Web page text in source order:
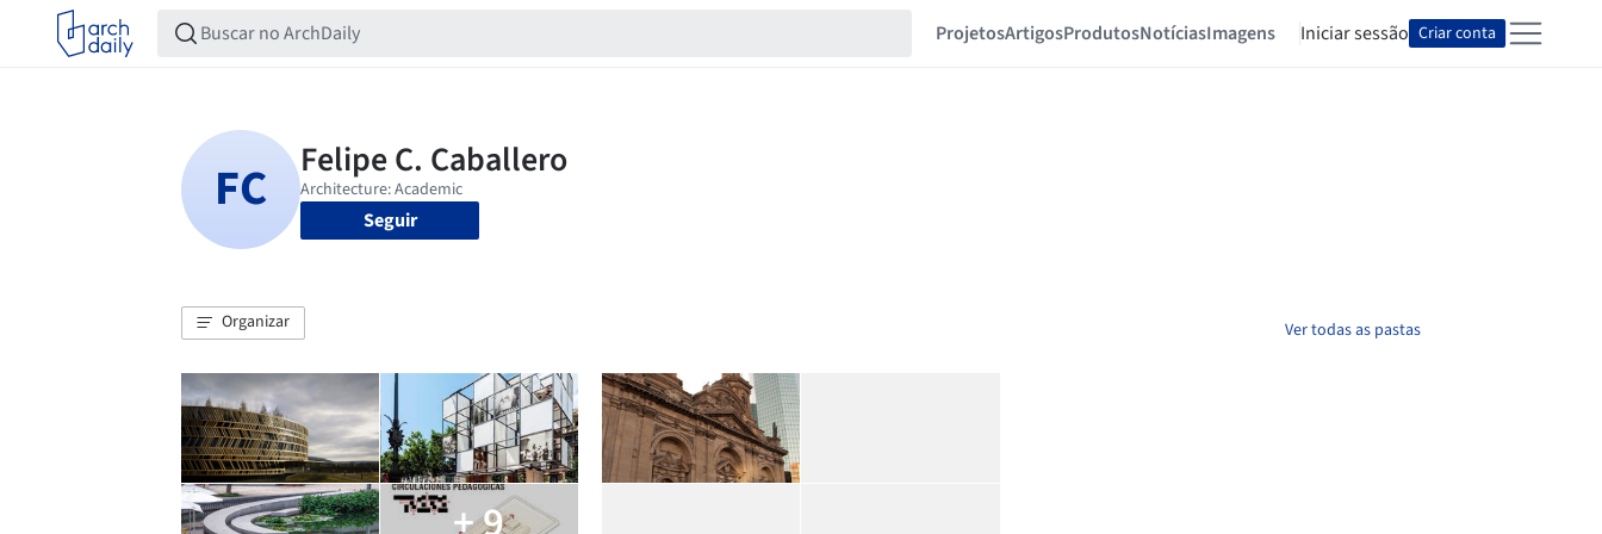
ProjetosArtigosProdutosNotíciasImagens Iniciar sessão Criar conta
Seguir
Organizar Ver todas as pastas